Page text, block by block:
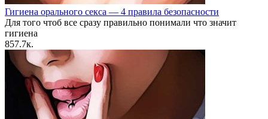
Гигиена орального секса — 4 правила безопасности
Для того чтоб все сразу правильно понимали что значит
гигиена
857.7к.